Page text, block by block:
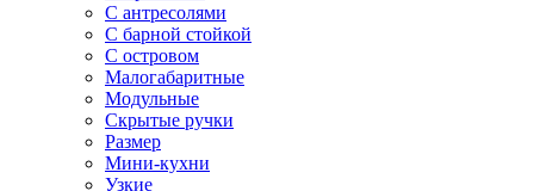
С антресолями
С барной стойкой
С островом
Малогабаритные
Модульные
Скрытые ручки
Размер
Мини-кухни
Узкие